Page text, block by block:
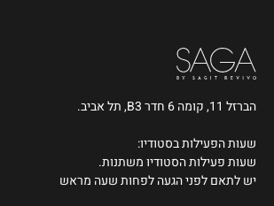
הברזל 11, קומה 6 חדר B3, תל אביב.
שעות הפעילות בסטודיו:
שעות פעילות הסטודיו משתנות.
יש לתאם לפני הגעה לפחות שעה מראש